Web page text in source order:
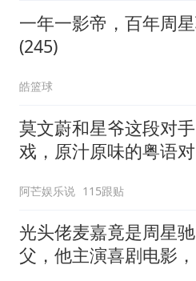
一年一影帝，百年周
(245)
皓篮球
莫文蔚和星爷这段对手
戏，原汁原味的粤语对
魅力！
阿芒娱乐说 115跟贴
光头佬麦嘉竟是周星
父，他主演喜剧电影，